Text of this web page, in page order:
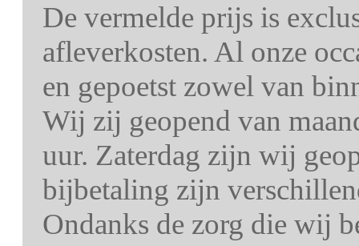
De vermelde prijs is
afleverkosten. Al onze
en gepoetst zowel van
Wij zij geopend van
uur. Zaterdag zijn wij
bijbetaling zijn
Ondanks de zorg die wij